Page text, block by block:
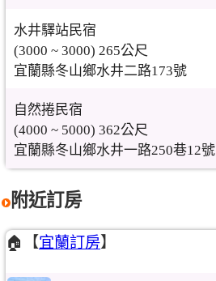
水井驛站民宿
(3000 ~ 3000) 265公尺
宜蘭縣冬山鄉水井二路173號
自然捲民宿
(4000 ~ 5000) 362公尺
宜蘭縣冬山鄉水井一路250巷12號
附近訂房
🏠【宜蘭訂房】